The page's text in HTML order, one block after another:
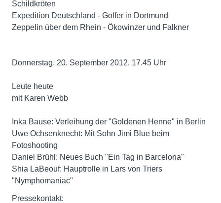
Schildkröten
Expedition Deutschland - Golfer in Dortmund
Zeppelin über dem Rhein - Ökowinzer und Falkner
Donnerstag, 20. September 2012, 17.45 Uhr
Leute heute
mit Karen Webb
Inka Bause: Verleihung der "Goldenen Henne" in Berlin
Uwe Ochsenknecht: Mit Sohn Jimi Blue beim
Fotoshooting
Daniel Brühl: Neues Buch "Ein Tag in Barcelona"
Shia LaBeouf: Hauptrolle in Lars von Triers
"Nymphomaniac"
Pressekontakt: